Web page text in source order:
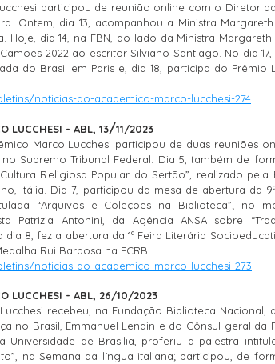
participou de reunião online com o Diretor
Ontem, dia 13, acompanhou a Ministra
Hoje, dia 14, na FBN, ao lado da Ministra Margareth
2022 ao escritor Silviano Santiago. No dia 17,
do Brasil em Paris e, dia 18, participa do Prêmio
noticias-do-academico-marco-lucchesi-274
LUCCHESI - ABL, 13/11/2023
Marco Lucchesi participou de duas reuniões
Supremo Tribunal Federal. Dia 5, também de
Religiosa Popular do Sertão”, realizado pela
Itália. Dia 7, participou da mesa de abertura da
“Arquivos e Coleções na Biblioteca”; no
Patrizia Antonini, da Agência ANSA sobre
8, fez a abertura da 1ª Feira Literária
Rui Barbosa na FCRB.
noticias-do-academico-marco-lucchesi-273
LUCCHESI - ABL, 26/10/2023
recebeu, na Fundação Biblioteca Nacional,
no Brasil, Emmanuel Lenain e do Cônsul-geral da
Universidade de Brasília, proferiu a palestra
na Semana da língua italiana; participou, de